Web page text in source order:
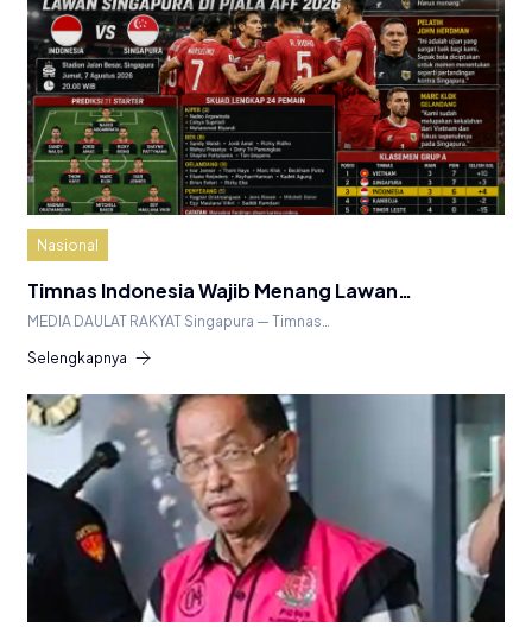
Nasional
Timnas Indonesia Wajib Menang Lawan…
MEDIA DAULAT RAKYAT Singapura — Timnas…
Selengkapnya